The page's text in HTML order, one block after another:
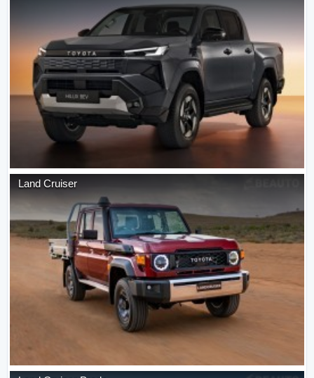
Land Cruiser